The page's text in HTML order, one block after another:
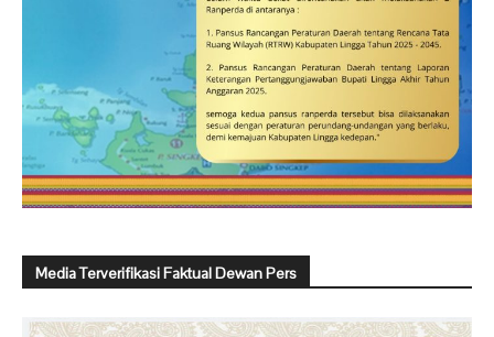
Media Terverifikasi Faktual Dewan Pers